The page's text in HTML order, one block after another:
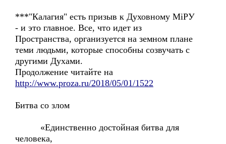
***"Калагия" есть призыв к Духовному МiРУ
- и это главное. Все, что идет из
Пространства, организуется на земном плане
теми людьми, которые способны созвучать с
другими Духами.
Продолжение читайте на
http://www.proza.ru/2018/05/01/1522
Битва со злом
«Единственно достойная битва для
человека,